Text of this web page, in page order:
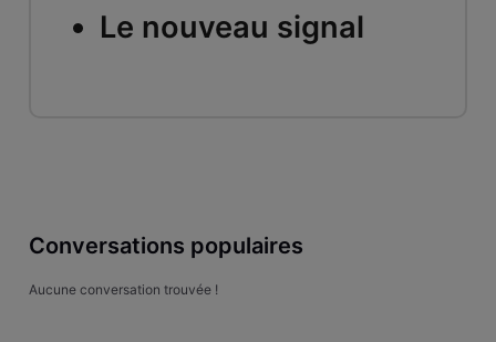
Le nouveau signal
Conversations populaires
Aucune conversation trouvée !